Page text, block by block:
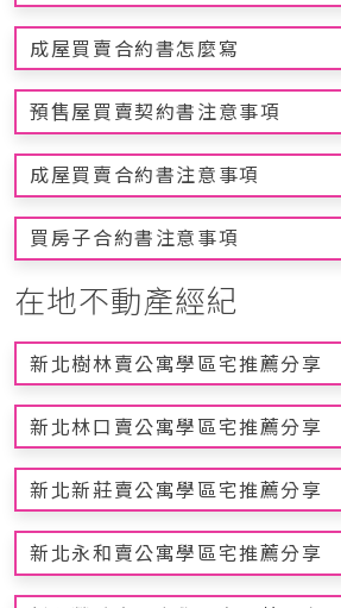
成屋買賣合約書怎麼寫
預售屋買賣契約書注意事項
成屋買賣合約書注意事項
買房子合約書注意事項
在地不動產經紀
新北樹林賣公寓學區宅推薦分享
新北林口賣公寓學區宅推薦分享
新北新莊賣公寓學區宅推薦分享
新北永和賣公寓學區宅推薦分享